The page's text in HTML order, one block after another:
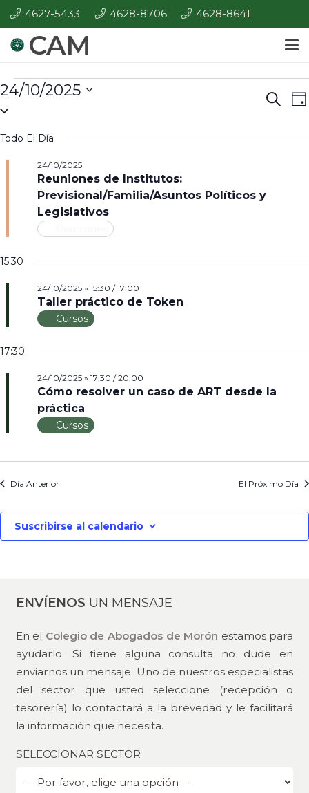
4627-5433 4628-8706 4628-8641
CAM
Eventos
for
24/10/2025
24/10/2025
Seleccionar
fecha.
Todo El Día
Reuniones de Institutos:
Previsional/Familia/Asuntos Políticos y
Legislativos
24/10/2025
15:30
Taller práctico de Token
24/10/2025 » 15:30 /17:00
Cursos
17:30
Cómo resolver un caso de ART desde la
práctica
24/10/2025 » 17:30 /20:00
Cursos
Día Anterior El Próximo Día
Suscribirse al calendario
ENVÍENOS UN MENSAJE
En el Colegio de Abogados de Morón estamos para
ayudarlo. Si tiene alguna consulta no dude en
enviarnos un mensaje. Uno de nuestros especialistas
del sector que usted seleccione (recepción o
tesorería) lo contactará a la brevedad y le facilitará
la información que necesita.
SELECCIONAR SECTOR